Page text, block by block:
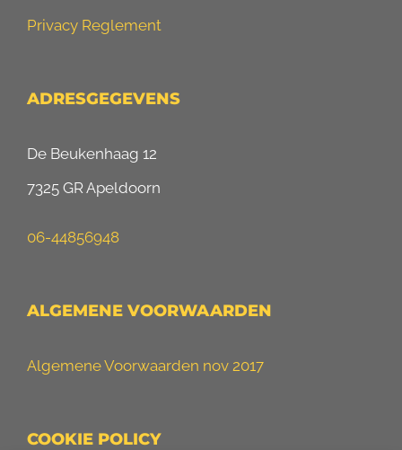
Privacy Reglement
ADRESGEGEVENS
De Beukenhaag 12
7325 GR Apeldoorn
06-44856948
ALGEMENE VOORWAARDEN
Algemene Voorwaarden nov 2017
COOKIE POLICY